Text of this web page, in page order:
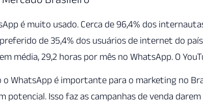
é muito usado. Cerca de 96,4% dos
preferido de 35,4% dos usuários de internet do
média, 29,2 horas por mês no WhatsApp. O
o WhatsApp é importante para o marketing no
potencial. Isso faz as campanhas de venda